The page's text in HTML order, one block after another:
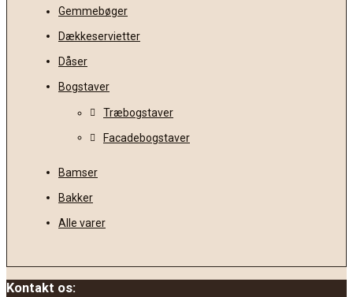
Gemmebøger
Dækkeservietter
Dåser
Bogstaver
Træbogstaver
Facadebogstaver
Bamser
Bakker
Alle varer
Kontakt os: